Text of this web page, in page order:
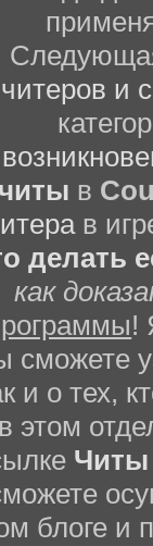
читеров и
читы в
в
делать
как
!
сможете
и о тех,
в этом
Читы
блоге